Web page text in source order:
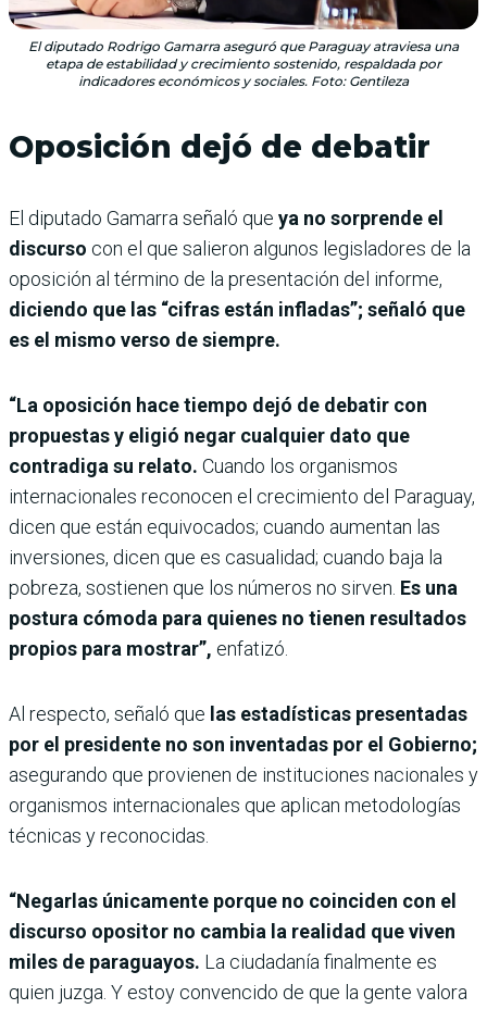
El diputado Rodrigo Gamarra aseguró que Paraguay atraviesa una
etapa de estabilidad y crecimiento sostenido, respaldada por
indicadores económicos y sociales. Foto: Gentileza
Oposición dejó de debatir
El diputado Gamarra señaló que ya no sorprende el
discurso con el que salieron algunos legisladores de la
oposición al término de la presentación del informe,
diciendo que las “cifras están infladas”; señaló que
es el mismo verso de siempre.
“La oposición hace tiempo dejó de debatir con
propuestas y eligió negar cualquier dato que
contradiga su relato. Cuando los organismos
internacionales reconocen el crecimiento del Paraguay,
dicen que están equivocados; cuando aumentan las
inversiones, dicen que es casualidad; cuando baja la
pobreza, sostienen que los números no sirven. Es una
postura cómoda para quienes no tienen resultados
propios para mostrar”, enfatizó.
Al respecto, señaló que las estadísticas presentadas
por el presidente no son inventadas por el Gobierno;
asegurando que provienen de instituciones nacionales y
organismos internacionales que aplican metodologías
técnicas y reconocidas.
“Negarlas únicamente porque no coinciden con el
discurso opositor no cambia la realidad que viven
miles de paraguayos. La ciudadanía finalmente es
quien juzga. Y estoy convencido de que la gente valora